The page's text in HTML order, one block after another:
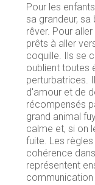
Pour les
sa grandeur,
rêver. Pour
prêts à aller
coquille. Ils se
oublient toutes
perturbatrices.
d'amour et de
récompensés
grand animal
calme et, si on
fuite. Les
cohérence
représentent
communication